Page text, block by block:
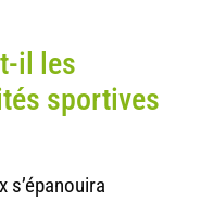
il les
sportives
s’épanouira